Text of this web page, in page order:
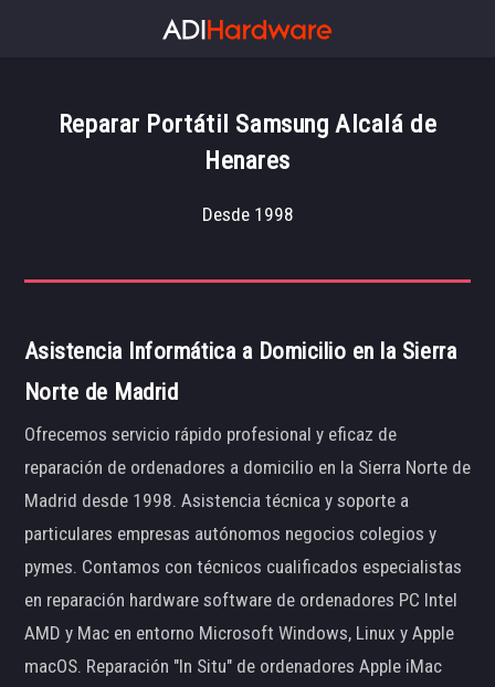
Reparar Portátil Samsung Alcalá de
Henares
Desde 1998
Asistencia Informática a Domicilio en la Sierra
Norte de Madrid
Ofrecemos servicio rápido profesional y eficaz de
reparación de ordenadores a domicilio en la Sierra Norte de
Madrid desde 1998. Asistencia técnica y soporte a
particulares empresas autónomos negocios colegios y
pymes. Contamos con técnicos cualificados especialistas
en reparación hardware software de ordenadores PC Intel
AMD y Mac en entorno Microsoft Windows, Linux y Apple
macOS. Reparación "In Situ" de ordenadores Apple iMac